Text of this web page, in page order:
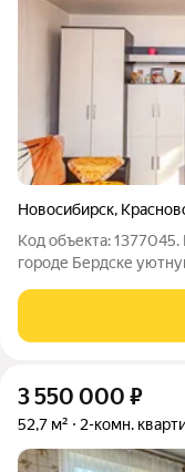
Новосибирск,
Код объекта:
городе Бердске
квартира с санузлом,
канализацией (по
3 550 000 ₽
52,7 м² 2-комн.